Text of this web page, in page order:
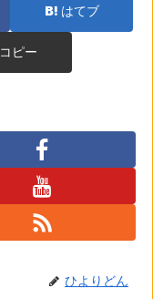
はてブ
コピー
ひよりどん